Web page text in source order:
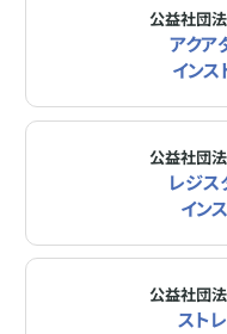
公益社団
アクア
インス
公益社団
レジス
イン
公益社団
スト